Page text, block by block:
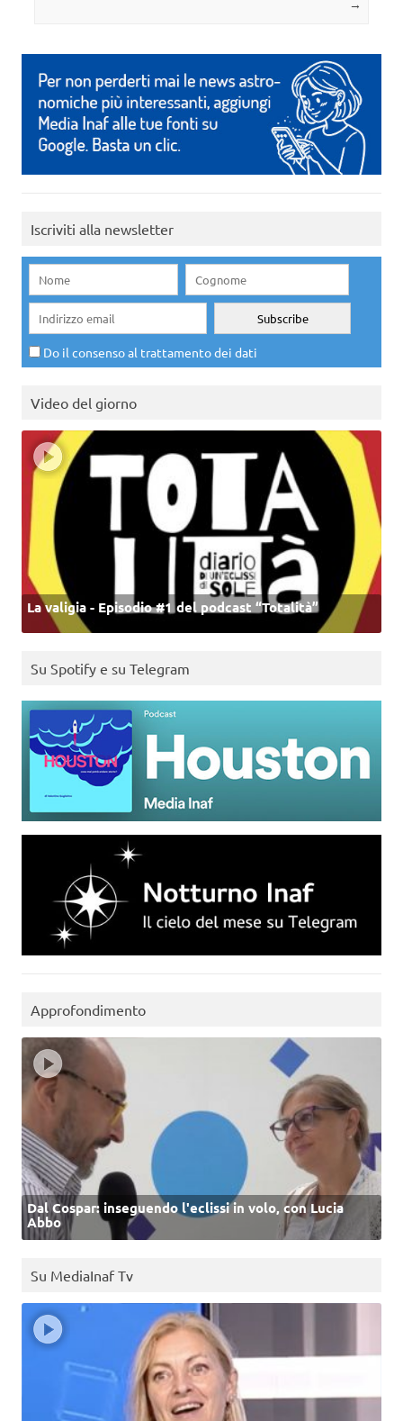
→
Iscriviti alla newsletter
Do il consenso al trattamento dei dati
Video del giorno
La valigia - Episodio #1 del podcast “Totalità”
Su Spotify e su Telegram
Approfondimento
Dal Cospar: inseguendo l'eclissi in volo, con Lucia
Abbo
Su MediaInaf Tv